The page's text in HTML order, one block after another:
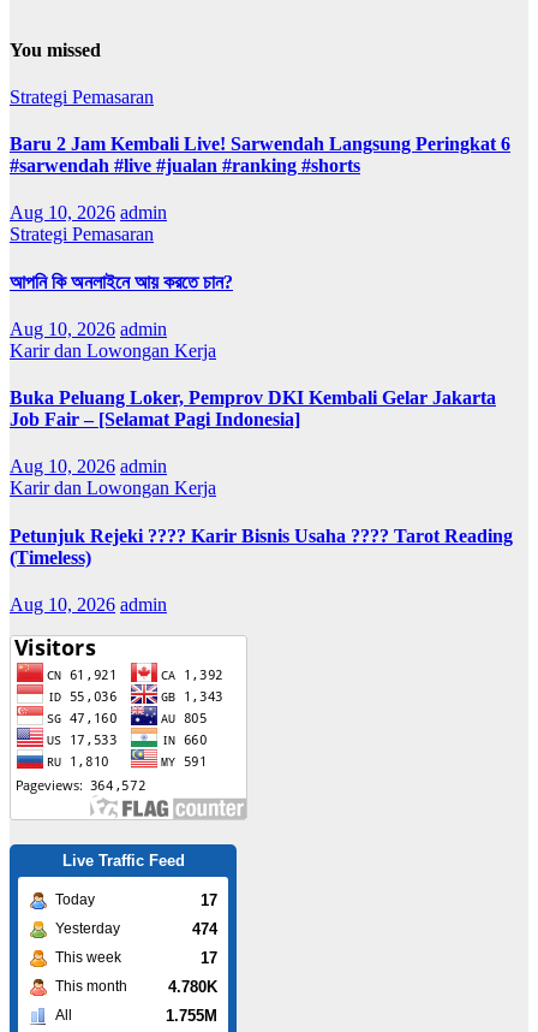
You missed
Strategi Pemasaran
Baru 2 Jam Kembali Live! Sarwendah Langsung Peringkat 6
#sarwendah #live #jualan #ranking #shorts
Aug 10, 2026 admin
Strategi Pemasaran
আপনি কি অনলাইনে আয় করতে চান?
Aug 10, 2026 admin
Karir dan Lowongan Kerja
Buka Peluang Loker, Pemprov DKI Kembali Gelar Jakarta
Job Fair – [Selamat Pagi Indonesia]
Aug 10, 2026 admin
Karir dan Lowongan Kerja
Petunjuk Rejeki ???? Karir Bisnis Usaha ???? Tarot Reading
(Timeless)
Aug 10, 2026 admin
Live Traffic Feed
Today 17
Yesterday 474
This week 17
This month 4.780K
All 1.755M